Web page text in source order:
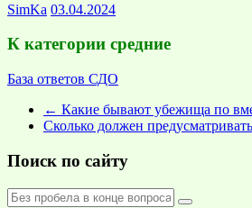
SimKa 03.04.2024
К категории средние
База ответов СДО
← Какие бывают убежища по
Сколько должен
Поиск по сайту